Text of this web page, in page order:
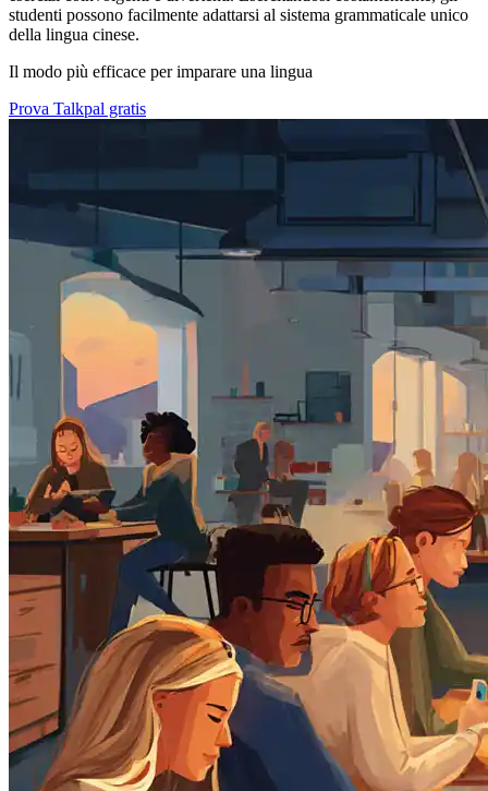
studenti possono facilmente adattarsi al sistema grammaticale unico
della lingua cinese.
Il modo più efficace per imparare una lingua
Prova Talkpal gratis